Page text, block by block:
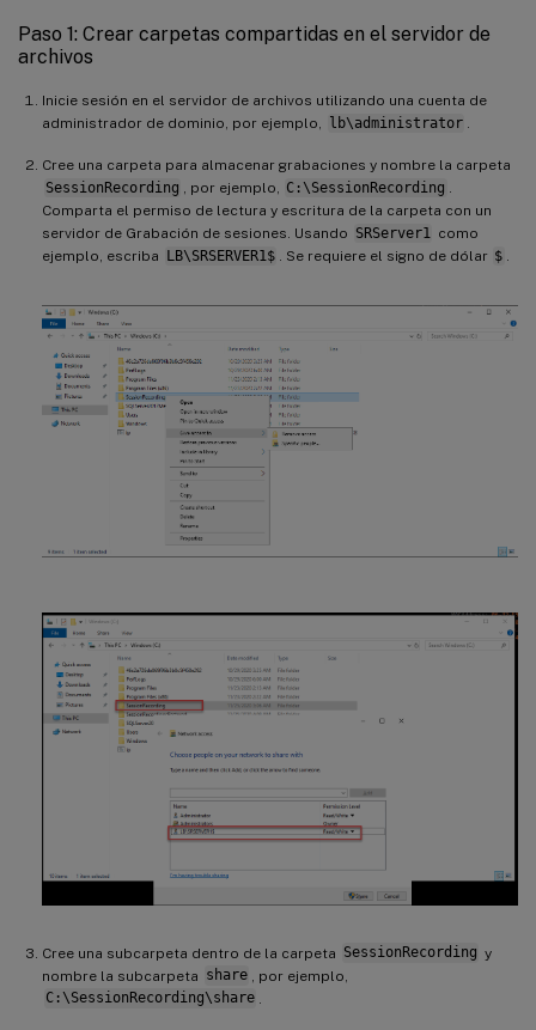
Paso 1: Crear carpetas compartidas en el servidor de
archivos
Inicie sesión en el servidor de archivos utilizando una cuenta de
administrador de dominio, por ejemplo,
lb\administrator
Cree una carpeta para almacenar grabaciones y nombre la carpeta
SessionRecording
, por ejemplo, C:\SessionRecording
Comparta el permiso de lectura y escritura de la carpeta con un
servidor de Grabación de sesiones. Usando SRServer1
como
ejemplo, escriba LB\SRSERVER1$ . Se requiere el signo de dólar $
Cree una subcarpeta dentro de la carpeta SessionRecording y
nombre la subcarpeta share
, por ejemplo,
C:\SessionRecording\share